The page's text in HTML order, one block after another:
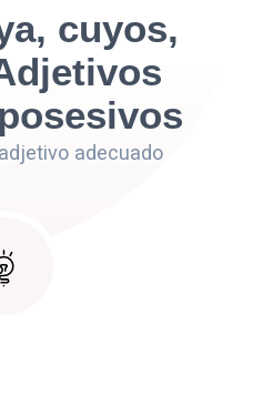
cuyos,
adecuado